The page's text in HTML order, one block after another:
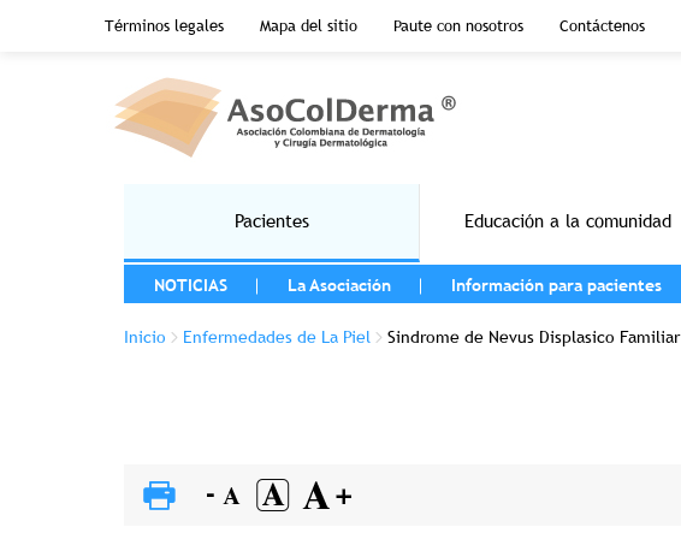
Pasar al contenido principal
Términos legales
Mapa del sitio Paute con nosotros Contáctenos
Pacientes Educación a la comunidad
MENU LEFT
NOTICIAS
La Asociación Información para pacientes
Sobrescribir enlaces de ayuda a la navegación
Inicio Enfermedades de La Piel Sindrome de Nevus Displasico Familiar